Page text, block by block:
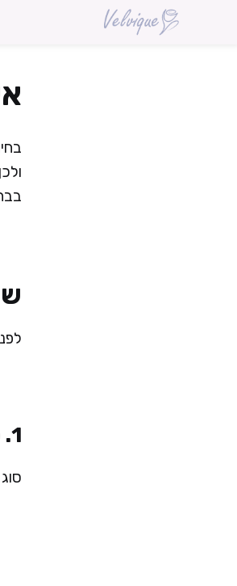
1. סוג העור